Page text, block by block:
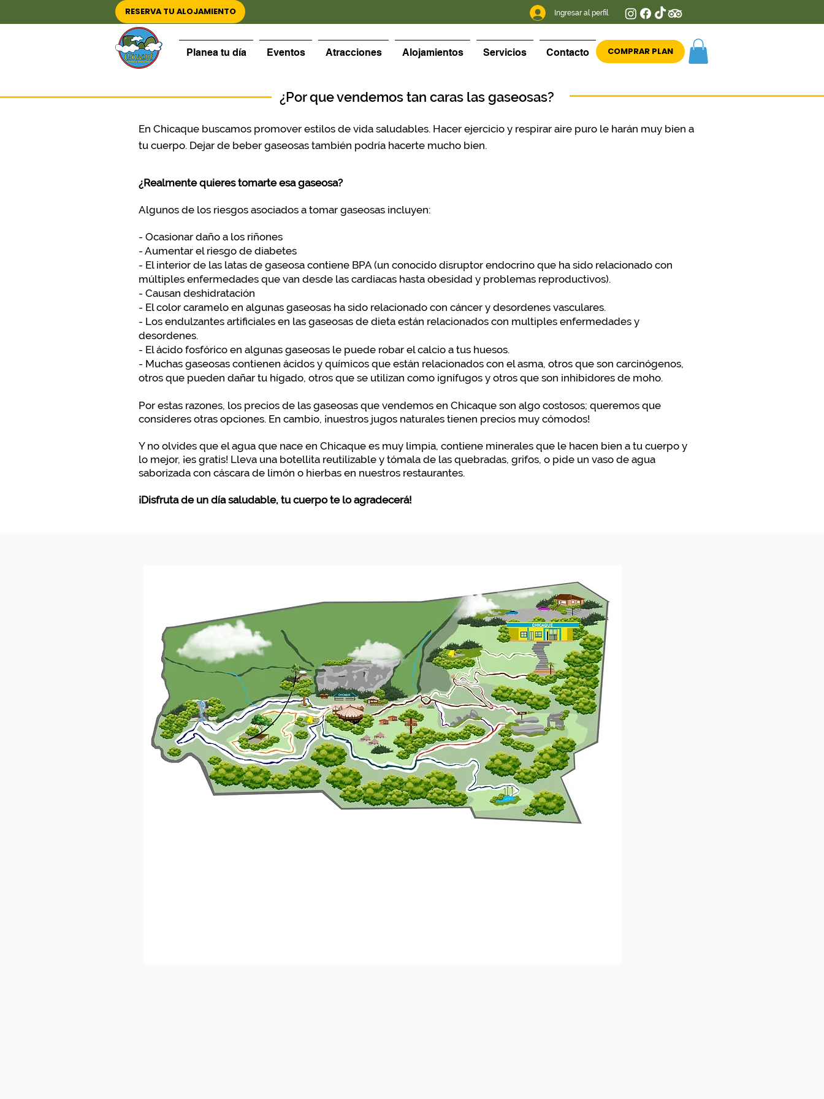
RESERVA TU ALOJAMIENTO Ingresar al perfil
Planea tu día Eventos Atracciones Alojamientos Servicios Contacto COMPRAR PLAN
¿Por que vendemos tan caras las gaseosas?
¿Realmente quieres tomarte esa gaseosa?
Algunos de los riesgos asociados a tomar gaseosas incluyen:
- Ocasionar daño a los riñones
- Aumentar el riesgo de diabetes
- El interior de las latas de gaseosa contiene BPA (un conocido disruptor endocrino que ha sido relacionado con
múltiples enfermedades que van desde las cardiacas hasta obesidad y problemas reproductivos).
- Causan deshidratación
- El color caramelo en algunas gaseosas ha sido relacionado con cáncer y desordenes vasculares.
- Los endulzantes artificiales en las gaseosas de dieta están relacionados con multiples enfermedades y
desordenes.
- El ácido fosfórico en algunas gaseosas le puede robar el calcio a tus huesos.
- Muchas gaseosas contienen ácidos y químicos que están relacionados con el asma, otros que son carcinógenos,
otros que pueden dañar tu hígado, otros que se utilizan como ignífugos y otros que son inhibidores de moho.
Por estas razones, los precios de las gaseosas que vendemos en Chicaque son algo costosos; queremos que
consideres otras opciones. En cambio, ¡nuestros jugos naturales tienen precios muy cómodos!
Y no olvides que el agua que nace en Chicaque es muy limpia, contiene minerales que le hacen bien a tu cuerpo y
lo mejor, ¡es gratis! Lleva una botellita reutilizable y tómala de las quebradas, grifos, o pide un vaso de agua
saborizada con cáscara de limón o hierbas en nuestros restaurantes.
¡Disfruta de un día saludable, tu cuerpo te lo agradecerá!
En Chicaque buscamos promover estilos de vida saludables. Hacer ejercicio y respirar aire puro le harán muy bien a
tu cuerpo. Dejar de beber gaseosas también podría hacerte mucho bien.